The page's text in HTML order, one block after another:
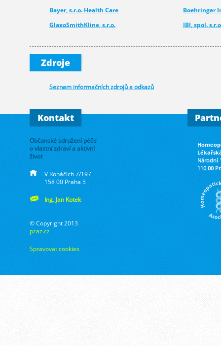
Bayer, s.r.o. Health Care
Boehringer
GlaxoSmithKline, s.r.o.
IBI, spol.
Novartis s.r.o.
Walmark, a.s.
Zdroje
Seznam informačních zdrojů a odkazů
Kontakt
Občanské sdružení péče
o vlastní zdraví a aktivní
život
V Roháčích 7/197
158 00 Praha 5
Ing. Jan Kotek
© Copyright 2013
pzaz.cz
Spravovat cookies
Národní
110 00